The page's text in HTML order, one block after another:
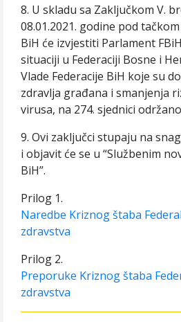
8. U skladu sa Zaključkom V.
08.01.2021. godine pod
BiH će izvjestiti Parlament
situaciji u Federaciji Bosne i
Vlade Federacije BiH koje su
zdravlja građana i smanjenja
virusa, na 274. sjednici
9. Ovi zaključci stupaju na
i objavit će se u “Službenim
BiH”.
Prilog 1.
Naredbe Kriznog štaba
zdravstva
Prilog 2.
Preporuke Kriznog štaba
zdravstva